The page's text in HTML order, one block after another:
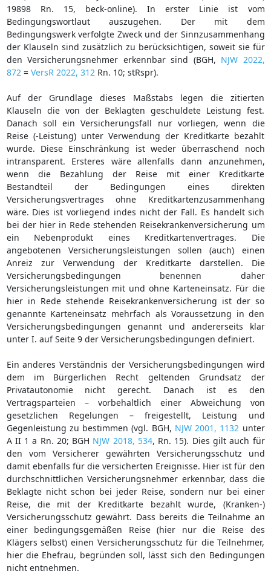
19898 Rn. 15, beck-online). In erster Linie ist vom
Bedingungswortlaut auszugehen. Der mit dem
Bedingungswerk verfolgte Zweck und der Sinnzusammenhang
der Klauseln sind zusätzlich zu berücksichtigen, soweit sie für
den Versicherungsnehmer erkennbar sind (BGH, NJW 2022,
872 = VersR 2022, 312 Rn. 10; stRspr).
Auf der Grundlage dieses Maßstabs legen die zitierten
Klauseln die von der Beklagten geschuldete Leistung fest.
Danach soll ein Versicherungsfall nur vorliegen, wenn die
Reise (-Leistung) unter Verwendung der Kreditkarte bezahlt
wurde. Diese Einschränkung ist weder überraschend noch
intransparent. Ersteres wäre allenfalls dann anzunehmen,
wenn die Bezahlung der Reise mit einer Kreditkarte
Bestandteil der Bedingungen eines direkten
Versicherungsvertrages ohne Kreditkartenzusammenhang
wäre. Dies ist vorliegend indes nicht der Fall. Es handelt sich
bei der hier in Rede stehenden Reisekrankenversicherung um
ein Nebenprodukt eines Kreditkartenvertrages. Die
angebotenen Versicherungsleistungen sollen (auch) einen
Anreiz zur Verwendung der Kreditkarte darstellen. Die
Versicherungsbedingungen benennen daher
Versicherungsleistungen mit und ohne Karteneinsatz. Für die
hier in Rede stehende Reisekrankenversicherung ist der so
genannte Karteneinsatz mehrfach als Voraussetzung in den
Versicherungsbedingungen genannt und andererseits klar
unter I. auf Seite 9 der Versicherungsbedingungen definiert.
Ein anderes Verständnis der Versicherungsbedingungen wird
dem im Bürgerlichen Recht geltenden Grundsatz der
Privatautonomie nicht gerecht. Danach ist es den
Vertragsparteien – vorbehaltlich einer Abweichung von
gesetzlichen Regelungen – freigestellt, Leistung und
Gegenleistung zu bestimmen (vgl. BGH, NJW 2001, 1132 unter
A II 1 a Rn. 20; BGH NJW 2018, 534, Rn. 15). Dies gilt auch für
den vom Versicherer gewährten Versicherungsschutz und
damit ebenfalls für die versicherten Ereignisse. Hier ist für den
durchschnittlichen Versicherungsnehmer erkennbar, dass die
Beklagte nicht schon bei jeder Reise, sondern nur bei einer
Reise, die mit der Kreditkarte bezahlt wurde, (Kranken-)
Versicherungsschutz gewährt. Dass bereits die Teilnahme an
einer bedingungsgemäßen Reise (hier nur die Reise des
Klägers selbst) einen Versicherungsschutz für die Teilnehmer,
hier die Ehefrau, begründen soll, lässt sich den Bedingungen
nicht entnehmen.